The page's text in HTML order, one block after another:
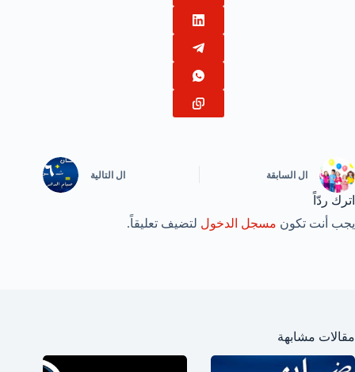
ال السابقة ال التالية
اترك ردّاً
يجب أنت تكون مسجل الدخول لتضيف تعليقاً.
مقالات مشابهة